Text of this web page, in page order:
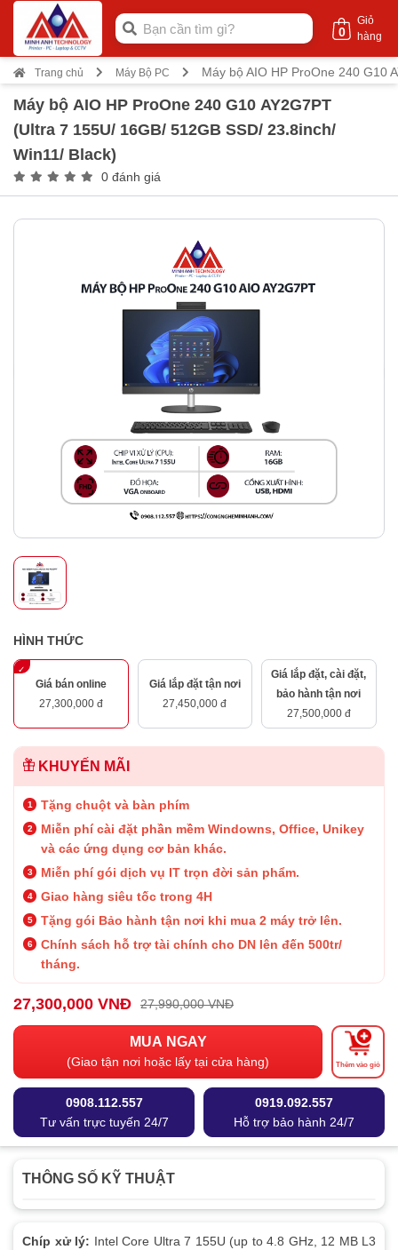
Giỏ
hàng
0
Trang chủ Máy Bộ PC Máy bộ AIO HP ProOne 240 G10
Máy bộ AIO HP ProOne 240 G10 AY2G7PT
(Ultra 7 155U/ 16GB/ 512GB SSD/ 23.8inch/
Win11/ Black)
0 đánh giá
HÌNH THỨC
Giá bán online
27,300,000 đ
Giá lắp đặt tận nơi
27,450,000 đ
Giá lắp đặt, cài đặt,
bảo hành tận nơi
27,500,000 đ
KHUYẾN MÃI
Tặng chuột và bàn phím
Miễn phí cài đặt phần mềm Windowns, Office, Unikey
và các ứng dụng cơ bản khác.
Miễn phí gói dịch vụ IT trọn đời sản phẩm.
Giao hàng siêu tốc trong 4H
Tặng gói Bảo hành tận nơi khi mua 2 máy trở lên.
Chính sách hỗ trợ tài chính cho DN lên đến 500tr/
tháng.
27,300,000 VNĐ 27,990,000 VNĐ
MUA NGAY
(Giao tận nơi hoặc lấy tại cửa hàng) Thêm vào giỏ
0908.112.557
Tư vấn trực tuyến 24/7
0919.092.557
Hỗ trợ bảo hành 24/7
THÔNG SỐ KỸ THUẬT
Chíp xử lý: Intel Core Ultra 7 155U (up to 4.8 GHz, 12 MB L3